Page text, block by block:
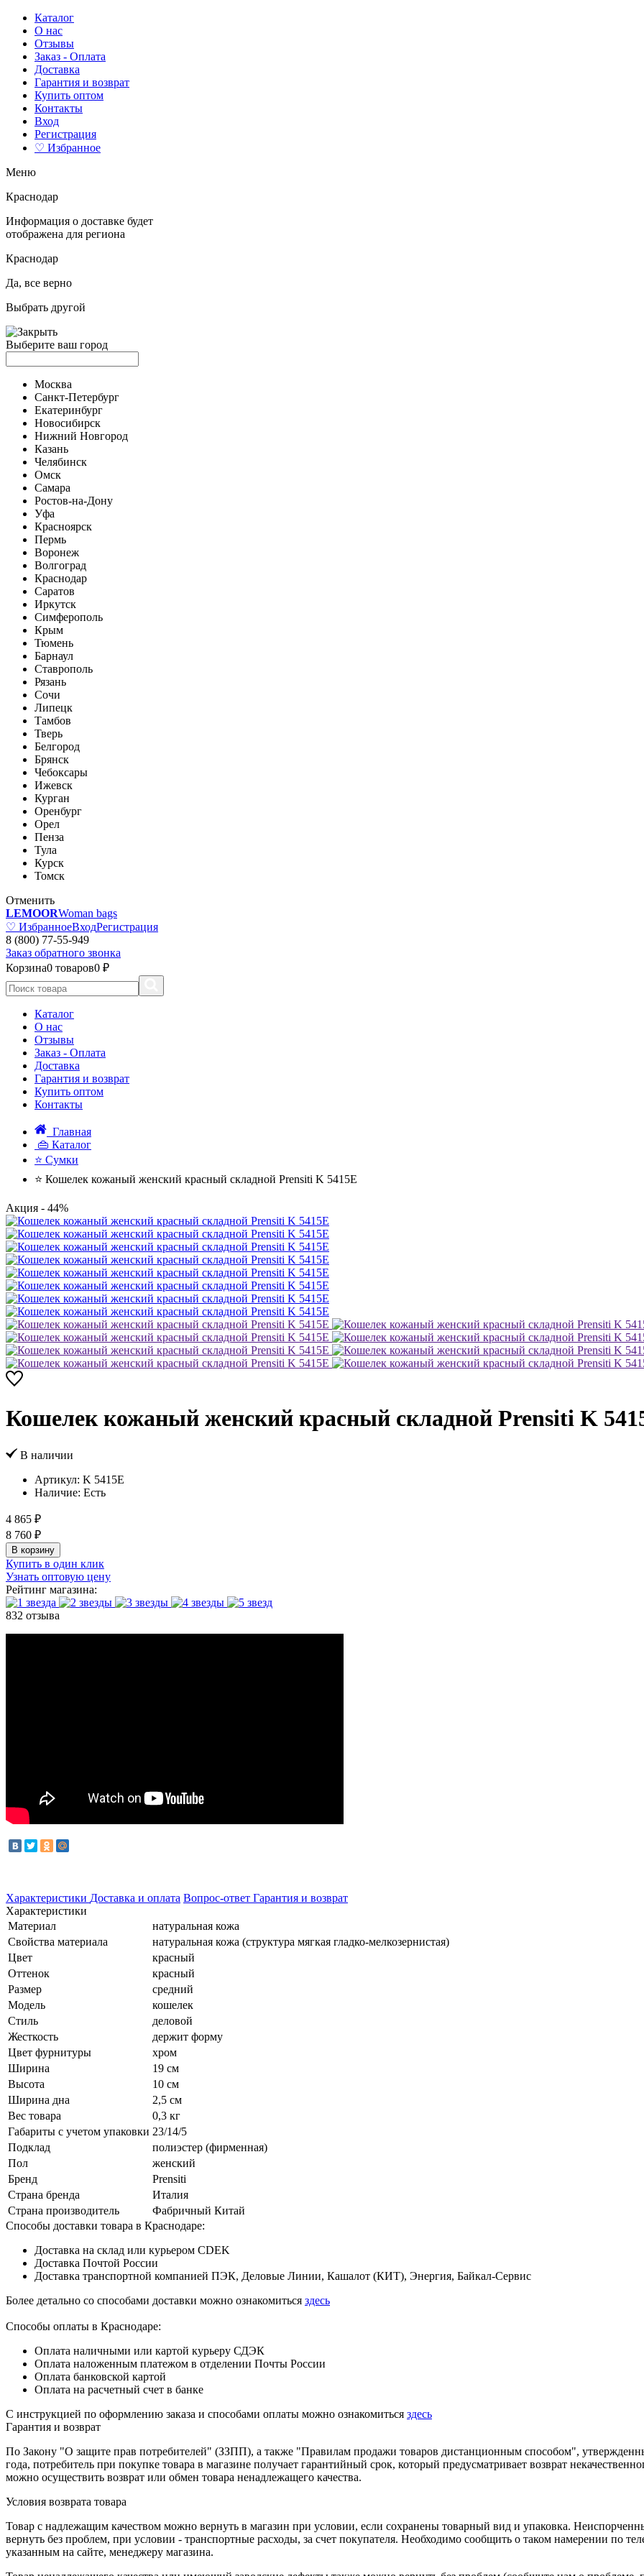
Каталог
О нас
Отзывы
Заказ - Оплата
Доставка
Гарантия и возврат
Купить оптом
Контакты
Вход
Регистрация
♡ Избранное
Меню
Краснодар
Информация о доставке будет
отображена для региона
Краснодар
Да, все верно
Выбрать другой
Выберите ваш город
Москва
Санкт-Петербург
Екатеринбург
Новосибирск
Нижний Новгород
Казань
Челябинск
Омск
Самара
Ростов-на-Дону
Уфа
Красноярск
Пермь
Воронеж
Волгоград
Краснодар
Саратов
Иркутск
Симферополь
Крым
Тюмень
Барнаул
Ставрополь
Рязань
Сочи
Липецк
Тамбов
Тверь
Белгород
Брянск
Чебоксары
Ижевск
Курган
Оренбург
Орел
Пенза
Тула
Курск
Томск
Отменить
LEMOORWoman bags
♡ ИзбранноеВходРегистрация
8 (800) 77-55-949
Заказ обратного звонка
Корзина0 товаров0 ₽
Каталог
О нас
Отзывы
Заказ - Оплата
Доставка
Гарантия и возврат
Купить оптом
Контакты
Главная
👜 Каталог
⭐ Сумки
⭐ Кошелек кожаный женский красный складной Prensiti K 5415Е
Акция - 44%
Кошелек кожаный женский красный складной Prensiti K
В наличии
Артикул: K 5415Е
Наличие: Есть
4 865 ₽
8 760 ₽
В корзину
Купить в один клик
Узнать оптовую цену
Рейтинг магазина:
832 отзыва
Характеристики Доставка и оплата Вопрос-ответ Гарантия и возврат
Характеристики
Материал
натуральная кожа
Свойства материала
натуральная кожа (структура мягкая гладко-мелкозернистая)
Цвет
красный
Оттенок
красный
Размер
средний
Модель
кошелек
Стиль
деловой
Жесткость
держит форму
Цвет фурнитуры
хром
Ширина
19 см
Высота
10 см
Ширина дна
2,5 см
Вес товара
0,3 кг
Габариты с учетом упаковки 23/14/5
Подклад
полиэстер (фирменная)
Пол
женский
Бренд
Prensiti
Страна бренда
Италия
Страна производитель
Фабричный Китай
Способы доставки товара в Краснодаре:
Доставка на склад или курьером CDEK
Доставка Почтой России
Доставка транспортной компанией ПЭК, Деловые Линии, Кашалот (КИТ), Энергия, Байкал-Сервис
Более детально со способами доставки можно ознакомиться здесь
Способы оплаты в Краснодаре:
Оплата наличными или картой курьеру СДЭК
Оплата наложенным платежом в отделении Почты России
Оплата банковской картой
Оплата на расчетный счет в банке
С инструкцией по оформлению заказа и способами оплаты можно ознакомиться здесь
Гарантия и возврат
По Закону "О защите прав потребителей" (ЗЗПП), а также "Правилам продажи товаров дистанционным способом",
года, потребитель при покупке товара в магазине получает гарантийный срок, который предусматривает возврат
можно осуществить возврат или обмен товара ненадлежащего качества.
Условия возврата товара
Товар с надлежащим качеством можно вернуть в магазин при условии, если сохранены товарный вид и упаковка.
вернуть без проблем, при условии - транспортные расходы, за счет покупателя. Необходимо сообщить о таком намерении по
указанным на сайте, менеджеру магазина.